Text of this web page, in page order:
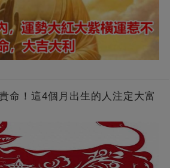
命！這4個月出生的人注定大富